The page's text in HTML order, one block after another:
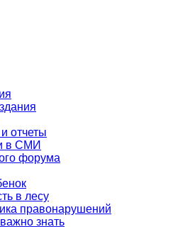
отчеты
в СМИ
форума
в лесу
правонарушений
знать